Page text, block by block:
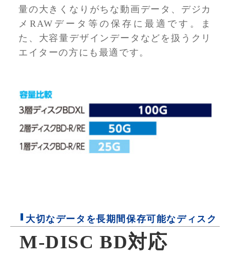
量の大きくなりがちな動画データ、デジカ
メRAWデータ等の保存に最適です。ま
た、大容量デザインデータなどを扱うクリ
エイターの方にも最適です。
大切なデータを長期間保存可能なディスク
M-DISC BD対応